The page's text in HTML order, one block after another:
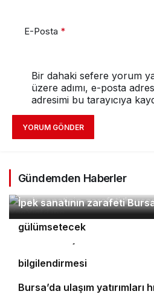
E-Posta *
Bir dahaki sefere yorum
üzere adımı, e-posta
adresimi bu tarayıcıya
YORUM GÖNDER
Gündemden Haberler
İpek sanatının zarafeti
Orhaneli’nin turizm
gülümsetecek
3
4
Bursa’da öğrencilere polislik
bilgilendirmesi
5
Bursa’da ulaşım yatırımları
6